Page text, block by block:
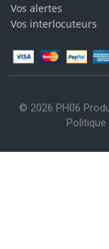
Vos alertes
Vos interlocuteurs
© 2026 PH06